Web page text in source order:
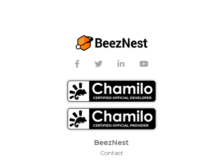
Footer Menu
BeezNest
Contact